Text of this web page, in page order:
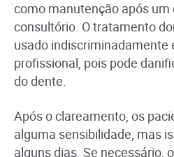
como manutenção após
consultório. O tratamento
usado indiscriminadamente
profissional, pois pode
do dente.
Após o clareamento, os
alguma sensibilidade, mas
alguns dias. Se necessário,